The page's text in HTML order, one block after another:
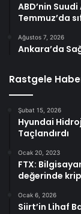
ABD’nin
Temmuz’da
Ağustos 7, 2026
Ankara’da
Rastgele
Şubat 15, 2026
Hyundai
Taçlandırdı
Ocak 20, 2023
FTX:
değerinde
Ocak 6, 2026
Siirt’in Lihaf